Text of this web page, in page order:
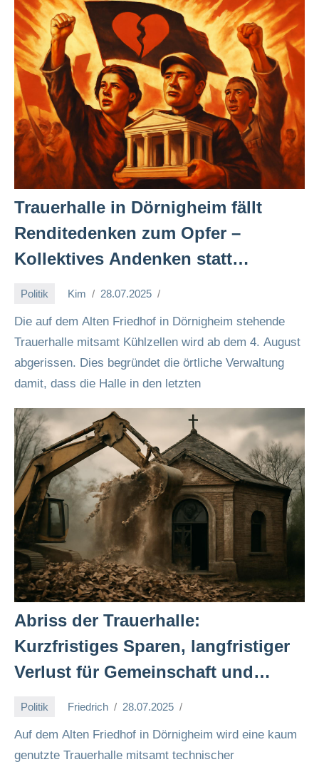
Trauerhalle in Dörnigheim fällt
Renditedenken zum Opfer –
Kollektives Andenken statt
Politik Kim 28.07.2025
Die auf dem Alten Friedhof in Dörnigheim stehende
Trauerhalle mitsamt Kühlzellen wird ab dem 4. August
abgerissen. Dies begründet die örtliche Verwaltung
damit, dass die Halle in den letzten
Abriss der Trauerhalle:
Kurzfristiges Sparen, langfristiger
Verlust für Gemeinschaft und
Politik Friedrich 28.07.2025
Auf dem Alten Friedhof in Dörnigheim wird eine kaum
genutzte Trauerhalle mitsamt technischer